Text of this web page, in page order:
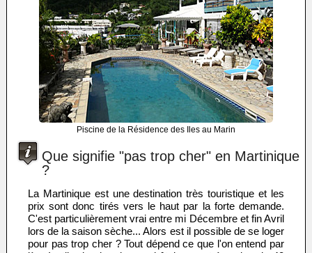
Piscine de la Résidence des Iles au Marin
Que signifie "pas trop cher" en Martinique
?
La Martinique est une destination très touristique et les
prix sont donc tirés vers le haut par la forte demande.
C'est particulièrement vrai entre mi Décembre et fin Avril
lors de la saison sèche... Alors est il possible de se loger
pour pas trop cher ? Tout dépend ce que l'on entend par